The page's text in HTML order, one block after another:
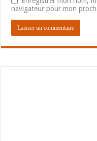
navigateur pour mon